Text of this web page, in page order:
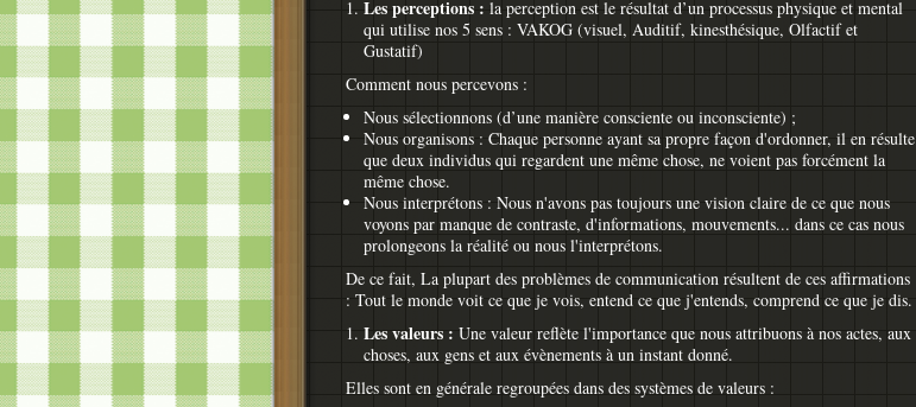
Les perceptions : la perception est le résultat d’un processus physique et mental
qui utilise nos 5 sens : VAKOG (visuel, Auditif, kinesthésique, Olfactif et
Gustatif)
Comment nous percevons :
Nous sélectionnons (d’une manière consciente ou inconsciente) ;
Nous organisons : Chaque personne ayant sa propre façon d'ordonner, il en résulte
que deux individus qui regardent une même chose, ne voient pas forcément la
même chose.
Nous interprétons : Nous n'avons pas toujours une vision claire de ce que nous
voyons par manque de contraste, d'informations, mouvements... dans ce cas nous
prolongeons la réalité ou nous l'interprétons.
De ce fait, La plupart des problèmes de communication résultent de ces affirmations
: Tout le monde voit ce que je vois, entend ce que j'entends, comprend ce que je dis.
Les valeurs : Une valeur reflète l'importance que nous attribuons à nos actes, aux
choses, aux gens et aux évènements à un instant donné.
Elles sont en générale regroupées dans des systèmes de valeurs :